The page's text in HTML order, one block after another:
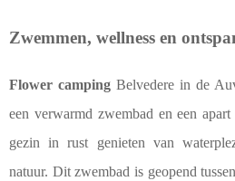
Zwemmen, wellness en
Flower campingBelvedere in de
een verwarmd zwembad en een
gezin in rust genieten van
natuur. Dit zwembad is geopend